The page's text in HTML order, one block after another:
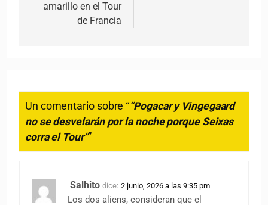
amarillo en el Tour
de Francia
Un comentario sobre ““Pogacar y Vingegaard
no se desvelarán por la noche porque Seixas
corra el Tour””
Salhito dice: 2 junio, 2026 a las 9:35 pm
Los dos aliens, consideran que el